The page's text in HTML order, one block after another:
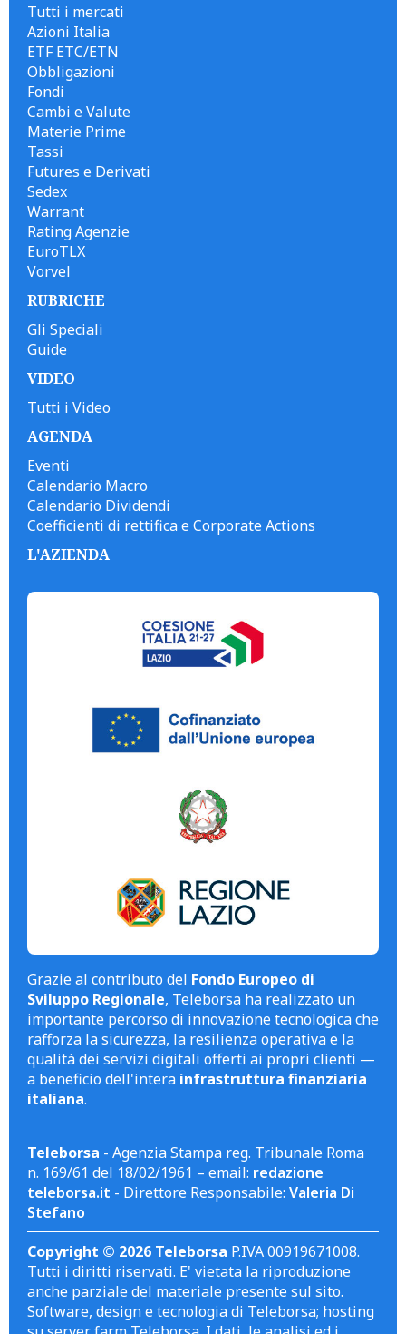
Tutti i mercati
Azioni Italia
ETF ETC/ETN
Obbligazioni
Fondi
Cambi e Valute
Materie Prime
Tassi
Futures e Derivati
Sedex
Warrant
Rating Agenzie
EuroTLX
Vorvel
RUBRICHE
Gli Speciali
Guide
VIDEO
Tutti i Video
AGENDA
Eventi
Calendario Macro
Calendario Dividendi
Coefficienti di rettifica e Corporate Actions
L'AZIENDA
Grazie al contributo del Fondo Europeo di
Sviluppo Regionale, Teleborsa ha realizzato un
importante percorso di innovazione tecnologica che
rafforza la sicurezza, la resilienza operativa e la
qualità dei servizi digitali offerti ai propri clienti —
a beneficio dell'intera infrastruttura finanziaria
italiana.
Teleborsa - Agenzia Stampa reg. Tribunale Roma
n. 169/61 del 18/02/1961 – email: redazione
teleborsa.it - Direttore Responsabile: Valeria Di
Stefano
Copyright © 2026 Teleborsa P.IVA 00919671008.
Tutti i diritti riservati. E' vietata la riproduzione
anche parziale del materiale presente sul sito.
Software, design e tecnologia di Teleborsa; hosting